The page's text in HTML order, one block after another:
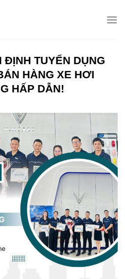
ĐỊNH TUYỂN DỤNG
HÀNG XE HƠI
HẤP DẪN!